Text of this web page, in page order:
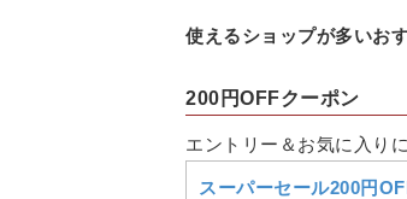
使えるショップが多いお
200円OFFクーポン
エントリー＆お気に入り
スーパーセール200円